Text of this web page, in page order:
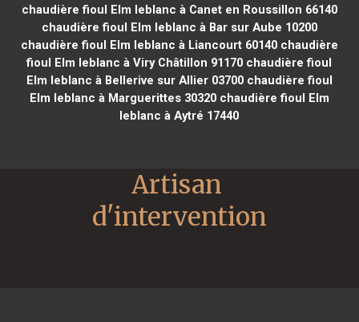
chaudière fioul Elm leblanc à Canet en Roussillon 66140
chaudière fioul Elm leblanc à Bar sur Aube 10200
chaudière fioul Elm leblanc à Liancourt 60140chaudière
fioul Elm leblanc à Viry Châtillon 91170 chaudière fioul
Elm leblanc à Bellerive sur Allier 03700chaudière fioul
Elm leblanc à Marguerittes 30320chaudière fioul Elm
leblanc à Aytré 17440
Artisan
d'intervention